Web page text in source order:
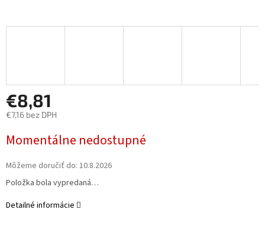
€8,81
€7,16 bez DPH
cena:
Momentálne nedostupné
Môžeme doručiť do: 10.8.2026
Položka bola vypredaná…
Detailné informácie